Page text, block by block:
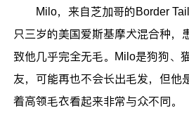
Milo，来自芝加哥的Border
只三岁的美国爱斯基摩犬混合种，
致他几乎完全无毛。Milo是狗狗、
友，可能再也不会长出毛发，但他
着高领毛衣看起来非常与众不同。